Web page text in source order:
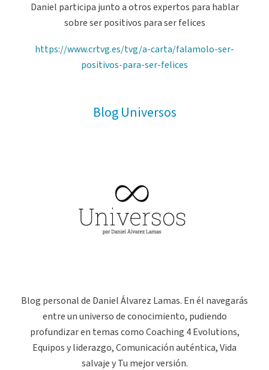
Daniel participa junto a otros expertos para hablar
sobre ser positivos para ser felices
https://www.crtvg.es/tvg/a-carta/falamolo-ser-
positivos-para-ser-felices
Blog Universos
Blog personal de Daniel Álvarez Lamas. En él navegarás
entre un universo de conocimiento, pudiendo
profundizar en temas como Coaching 4 Evolutions,
Equipos y liderazgo, Comunicación auténtica, Vida
salvaje y Tu mejor versión.